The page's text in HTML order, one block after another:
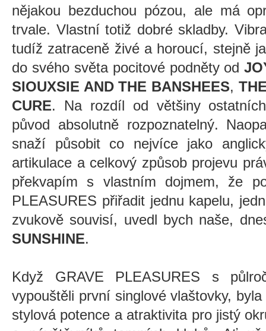
nějakou bezduchou pózou, ale má
trvale. Vlastní totiž dobré skladby.
tudíž zatraceně živé a horoucí, stejně
do svého světa pocitové podněty od
SIOUXSIE AND THE BANSHEES,
CURE. Na rozdíl od většiny
původ absolutně rozpoznatelný.
snaží působit co nejvíce jako
artikulace a celkový způsob projevu
překvapím s vlastním dojmem, že
PLEASURES přiřadit jednu kapelu,
zvukově souvisí, uvedl bych naše,
SUNSHINE.
Když GRAVE PLEASURES s
vypouštěli první singlové vlaštovky,
stylová potence a atraktivita pro jistý